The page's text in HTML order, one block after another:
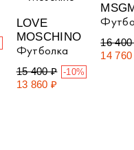
LOVE
MOSCHINO
Футболка
15 400 ₽
13 860 ₽
-10%
16
14